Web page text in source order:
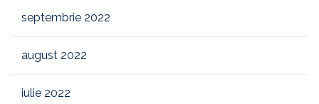
septembrie 2022
august 2022
iulie 2022